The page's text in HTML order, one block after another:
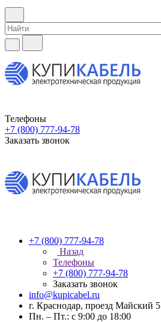
Телефоны
+7 (800) 777-94-78
Заказать звонок
+7 (800) 777-94-78
Назад
Телефоны
+7 (800) 777-94-78
Заказать звонок
info@kupicabel.ru
г. Краснодар, проезд Майский 5
Пн. – Пт.: с 9:00 до 18:00